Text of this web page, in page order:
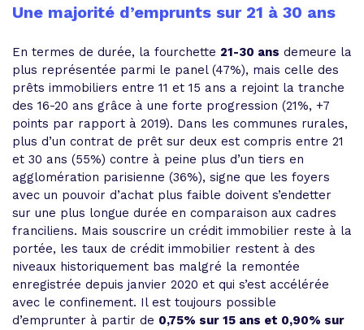
Une majorité d’emprunts sur 21 à 30 ans
En termes de durée, la fourchette 21-30 ans demeure la
plus représentée parmi le panel (47%), mais celle des
prêts immobiliers entre 11 et 15 ans a rejoint la tranche
des 16-20 ans grâce à une forte progression (21%, +7
points par rapport à 2019). Dans les communes rurales,
plus d’un contrat de prêt sur deux est compris entre 21
et 30 ans (55%) contre à peine plus d’un tiers en
agglomération parisienne (36%), signe que les foyers
avec un pouvoir d’achat plus faible doivent s’endetter
sur une plus longue durée en comparaison aux cadres
franciliens. Mais souscrire un crédit immobilier reste à la
portée, les taux de crédit immobilier restent à des
niveaux historiquement bas malgré la remontée
enregistrée depuis janvier 2020 et qui s’est accélérée
avec le confinement. Il est toujours possible
d’emprunter à partir de 0,75% sur 15 ans et 0,90% sur